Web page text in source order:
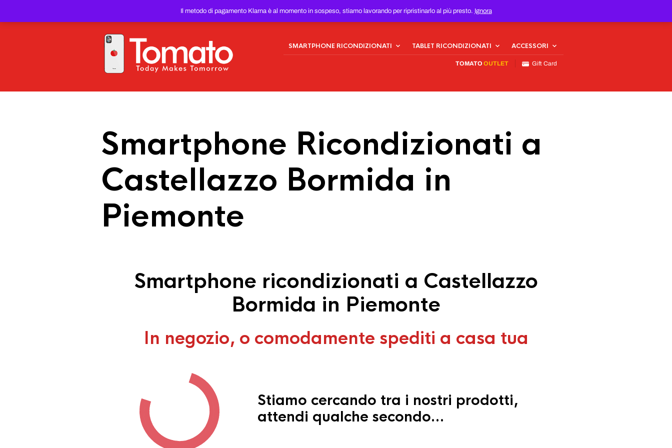
Il metodo di pagamento Klarna è al momento in sospeso, stiamo lavorando per ripristinarlo al più presto. Ignora
PREZZO DEL WEB!
SMARTPHONE RICONDIZIONATI TABLET RICONDIZIONATI ACCESSORI
TOMATO OUTLET Gift Card
Smartphone Ricondizionati a
Castellazzo Bormida in
Piemonte
Smartphone ricondizionati a Castellazzo
Bormida in Piemonte
In negozio, o comodamente spediti a casa tua
Stiamo cercando tra i nostri prodotti,
attendi qualche secondo…